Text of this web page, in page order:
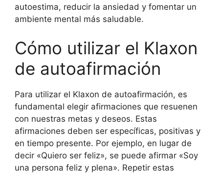
autoestima, reducir la ansiedad y fomentar un
ambiente mental más saludable.
Cómo utilizar el Klaxon
de autoafirmación
Para utilizar el Klaxon de autoafirmación, es
fundamental elegir afirmaciones que resuenen
con nuestras metas y deseos. Estas
afirmaciones deben ser específicas, positivas y
en tiempo presente. Por ejemplo, en lugar de
decir «Quiero ser feliz», se puede afirmar «Soy
una persona feliz y plena». Repetir estas